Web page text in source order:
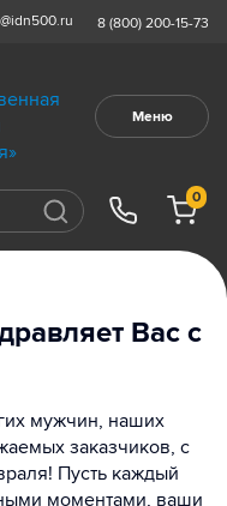
8 (800) 200-15-73
Меню
0
Вас с
мужчин, наших
заказчиков, с
Пусть каждый
моментами, ваши